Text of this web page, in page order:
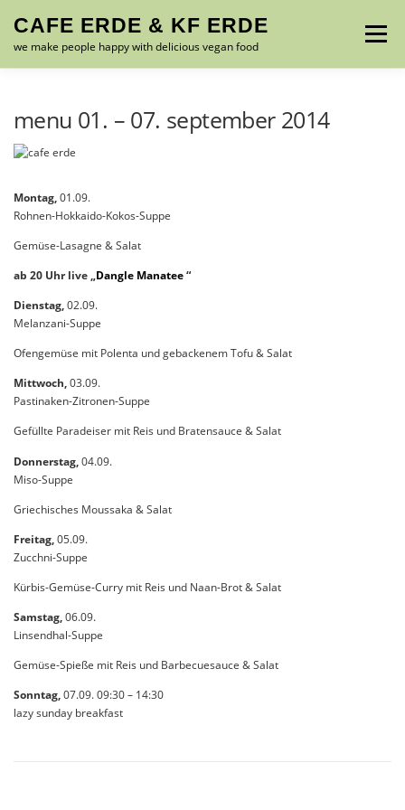
Inhalt
springen
CAFE ERDE & KF ERDE
we make people happy with delicious vegan food
Menü
menu 01. – 07. september 2014
Montag,01.09.
Rohnen-Hokkaido-Kokos-Suppe
Gemüse-Lasagne & Salat
ab 20 Uhr live „Dangle Manatee“
Dienstag,02.09.
Melanzani-Suppe
Ofengemüse mit Polenta und gebackenem Tofu & Salat
Mittwoch,03.09.
Pastinaken-Zitronen-Suppe
Gefüllte Paradeiser mit Reis und Bratensauce & Salat
Donnerstag,04.09.
Miso-Suppe
Griechisches Moussaka & Salat
Freitag,05.09.
Zucchni-Suppe
Kürbis-Gemüse-Curry mit Reis und Naan-Brot & Salat
Samstag,06.09.
Linsendhal-Suppe
Gemüse-Spieße mit Reis und Barbecuesauce & Salat
Sonntag,07.09. 09:30 – 14:30
lazy sunday breakfast